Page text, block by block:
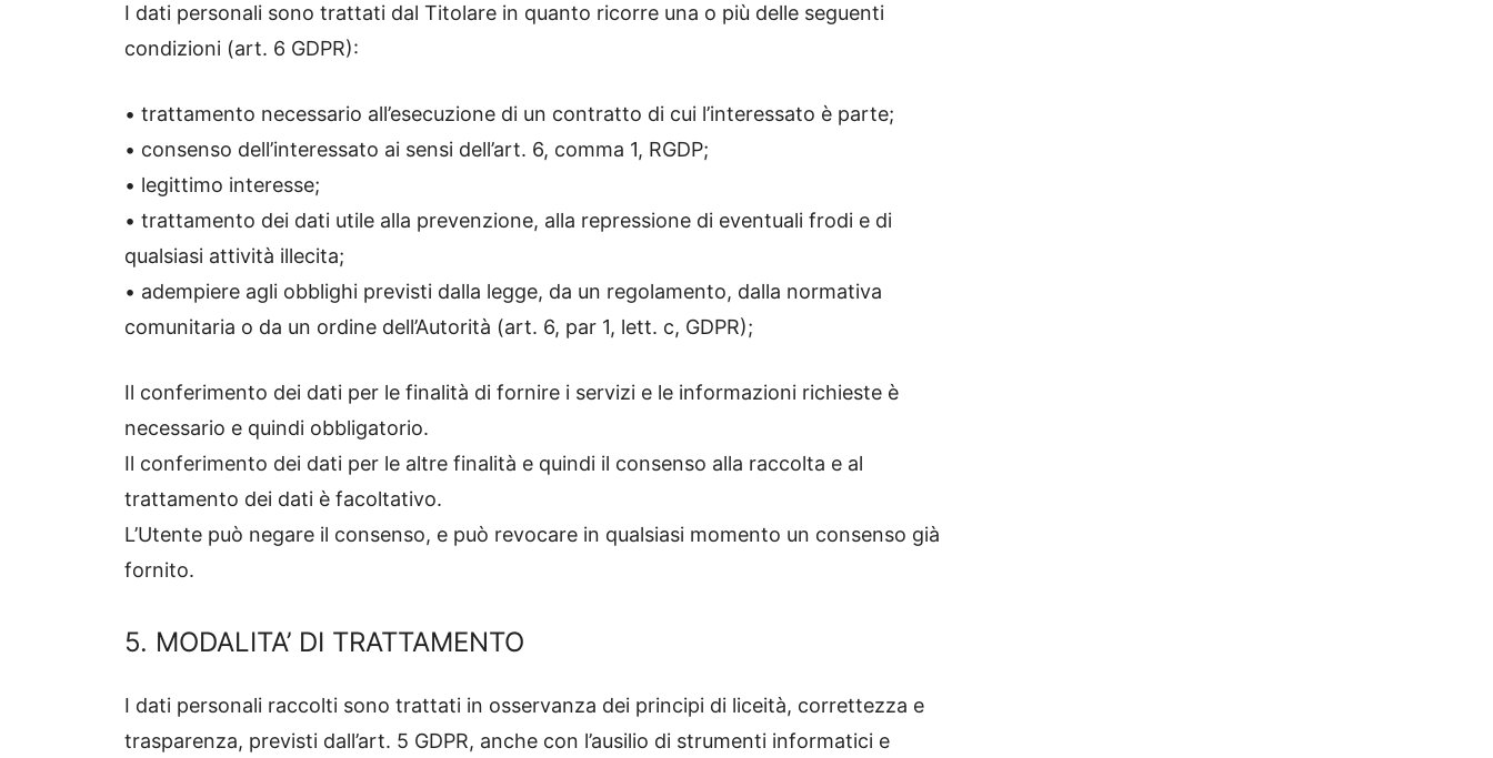
I dati personali sono trattati dal Titolare in quanto ricorre una o più delle seguenti
condizioni (art. 6 GDPR):
• trattamento necessario all’esecuzione di un contratto di cui l’interessato è parte;
• consenso dell’interessato ai sensi dell’art. 6, comma 1, RGDP;
• legittimo interesse;
• trattamento dei dati utile alla prevenzione, alla repressione di eventuali frodi e di
qualsiasi attività illecita;
• adempiere agli obblighi previsti dalla legge, da un regolamento, dalla normativa
comunitaria o da un ordine dell’Autorità (art. 6, par 1, lett. c, GDPR);
Il conferimento dei dati per le finalità di fornire i servizi e le informazioni richieste è
necessario e quindi obbligatorio.
Il conferimento dei dati per le altre finalità e quindi il consenso alla raccolta e al
trattamento dei dati è facoltativo.
L’Utente può negare il consenso, e può revocare in qualsiasi momento un consenso già
fornito.
5. MODALITA’ DI TRATTAMENTO
I dati personali raccolti sono trattati in osservanza dei principi di liceità, correttezza e
trasparenza, previsti dall’art. 5 GDPR, anche con l’ausilio di strumenti informatici e